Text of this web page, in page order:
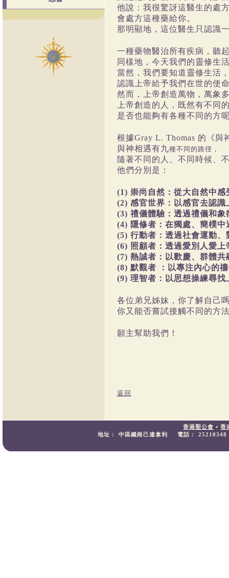
他說：我很驚訝這醫生的處
會處方這種藥給你。
那明顯地，這位醫生只認識
一種藥物醫治所有疾病，聽
同樣地，今天我們的靈修生
當然，我們要知道靈修生活
認識上帝給予我們在世的使
然而，上帝創造萬物，萬象
上帝創造的人，既然有不同
是否也能夠有各種不同的方
根據Gray L. Thomas 的《
與神相遇有九種不同的路徑，
隨著不同的人、不同時候、
他們分別是：
(1) 崇尚自然：從大自然中感
(2) 感官世界：以感官去認識
(3) 禮儀體驗：透過禮儀和象
(4) 隱修者：在獨處、簡樸中
(5) 行動者：透過社會運動、
(6) 照顧者：透過愛別人愛上
(7) 熱誠者：以歡慶、群體共
(8) 默觀者 ：以專注內心的
(9) 理智者：以思想操練尋找
各位弟兄姊妹，你了解自己
你又能否嘗試接觸不同的方
願主幫助我們！
返回
香港聖公會 • 香
地址：
中區鐵崗己連拿利 電話： 25210348